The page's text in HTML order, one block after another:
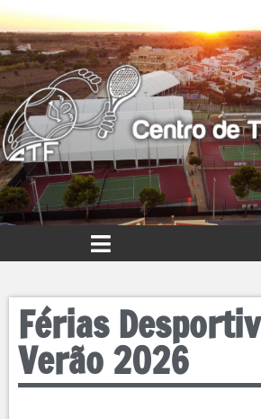
Férias
Verão 2026